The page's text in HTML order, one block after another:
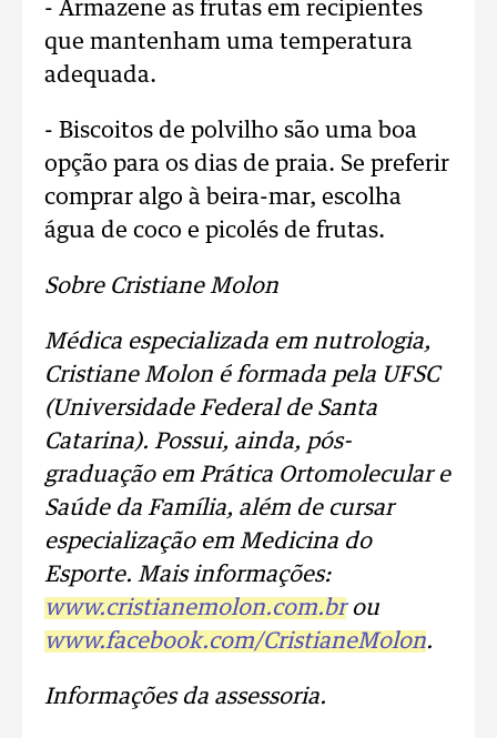
- Armazene as frutas em recipientes
que mantenham uma temperatura
adequada.
- Biscoitos de polvilho são uma boa
opção para os dias de praia. Se preferir
comprar algo à beira-mar, escolha
água de coco e picolés de frutas.
Sobre Cristiane Molon
Médica especializada em nutrologia,
Cristiane Molon é formada pela UFSC
(Universidade Federal de Santa
Catarina). Possui, ainda, pós-
graduação em Prática Ortomolecular e
Saúde da Família, além de cursar
especialização em Medicina do
Esporte. Mais informações:
www.cristianemolon.com.brou
www.facebook.com/CristianeMolon.
Informações da assessoria.